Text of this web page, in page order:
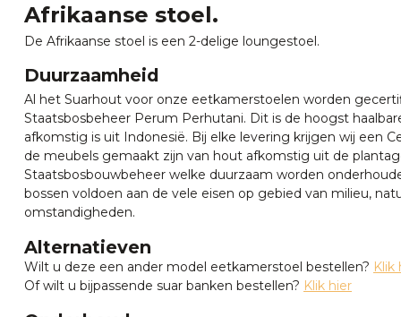
Afrikaanse stoel.
De Afrikaanse stoel is een 2-delige loungestoel.
Duurzaamheid
Al het Suarhout voor onze eetkamerstoelen worden
Staatsbosbeheer Perum Perhutani. Dit is de hoogst
afkomstig is uit Indonesië. Bij elke levering krijgen wij een
de meubels gemaakt zijn van hout afkomstig uit de
Staatsbosbouwbeheer welke duurzaam worden
bossen voldoen aan de vele eisen op gebied van milieu,
omstandigheden.
Alternatieven
Wilt u deze een ander model eetkamerstoel bestellen? Klik
Of wilt u bijpassende suar banken bestellen? Klik hier